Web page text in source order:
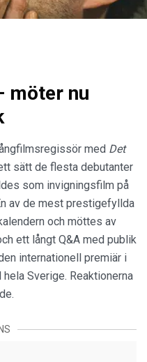
möter nu
med Det
sätt de flesta debutanter
som invigningsfilm på
av de mest prestigefyllda
och möttes av
ett långt Q&A med publik
internationell premiär i
Sverige. Reaktionerna